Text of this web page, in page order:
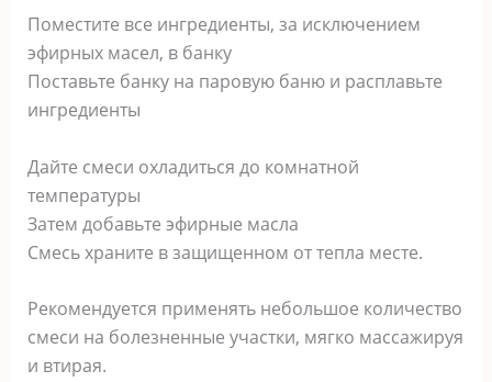
Поместите все ингредиенты, за исключением
эфирных масел, в банку
Поставьте банку на паровую баню и расплавьте
ингредиенты
Дайте смеси охладиться до комнатной
температуры
Затем добавьте эфирные масла
Смесь храните в защищенном от тепла месте.
Рекомендуется применять небольшое количество
смеси на болезненные участки, мягко массажируя
и втирая.